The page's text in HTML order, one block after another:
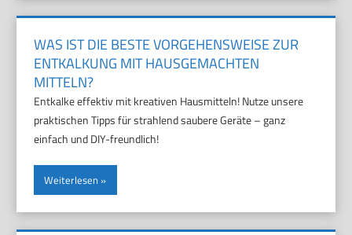
WAS IST DIE BESTE VORGEHENSWEISE ZUR
ENTKALKUNG MIT HAUSGEMACHTEN
MITTELN?
Entkalke effektiv mit kreativen Hausmitteln! Nutze unsere
praktischen Tipps für strahlend saubere Geräte – ganz
einfach und DIY-freundlich!
Weiterlesen